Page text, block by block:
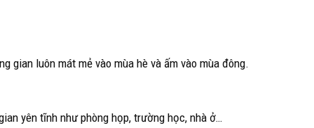
gian luôn mát mẻ vào mùa hè và ấm vào mùa đông.
yên tĩnh như phòng họp, trường học, nhà ở…